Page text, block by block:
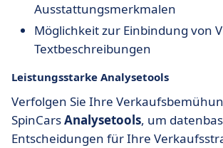
Ausstattungsmerkmalen
Möglichkeit zur Einbindung von
Textbeschreibungen
Leistungsstarke Analysetools
Verfolgen Sie Ihre
SpinCarsAnalysetools, um
Entscheidungen für Ihre